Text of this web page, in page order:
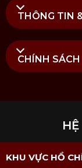
THÔNG TIN
CHÍNH SÁCH
KHU VỰC HỒ